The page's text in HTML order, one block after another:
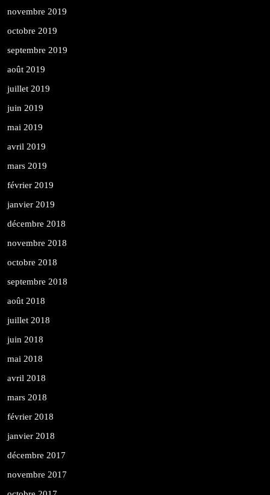
novembre 2019
octobre 2019
septembre 2019
août 2019
juillet 2019
juin 2019
mai 2019
avril 2019
mars 2019
février 2019
janvier 2019
décembre 2018
novembre 2018
octobre 2018
septembre 2018
août 2018
juillet 2018
juin 2018
mai 2018
avril 2018
mars 2018
février 2018
janvier 2018
décembre 2017
novembre 2017